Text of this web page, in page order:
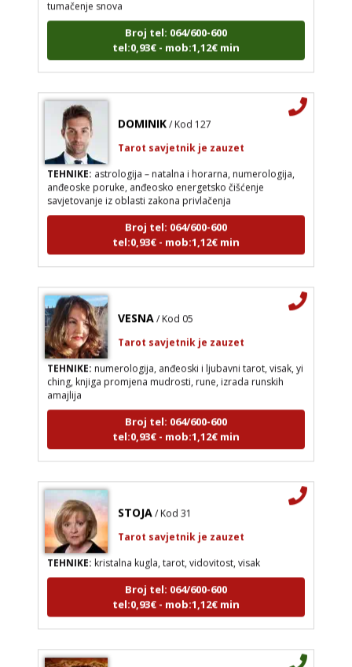
Broj tel: 064/600-600
tel:0,93€ - mob:1,12€ min
TEHNIKE:astrologija – natalna i horarna, numerologija,
anđeoske poruke, anđeosko energetsko čišćenje
savjetovanje iz oblasti zakona privlačenja
Broj tel: 064/600-600
tel:0,93€ - mob:1,12€ min
TEHNIKE:numerologija, anđeoski i ljubavni tarot, visak, yi
ching, knjiga promjena mudrosti, rune, izrada runskih
amajlija
Broj tel: 064/600-600
tel:0,93€ - mob:1,12€ min
TEHNIKE:kristalna kugla, tarot, vidovitost, visak
Broj tel: 064/600-600
tel:0,93€ - mob:1,12€ min